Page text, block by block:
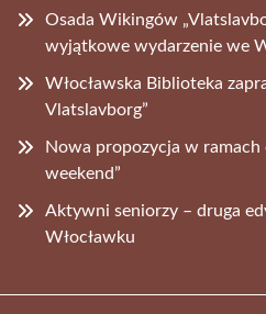
Osada Wikingów
wyjątkowe wydarzenie we
Włocławska Biblioteka
Vlatslavborg”
Nowa propozycja w ramach
weekend”
Aktywni seniorzy – druga
Włocławku